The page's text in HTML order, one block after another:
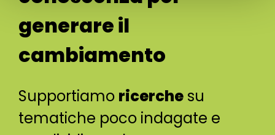
generare il
cambiamento
Supportiamo ricerche su
tematiche poco indagate e